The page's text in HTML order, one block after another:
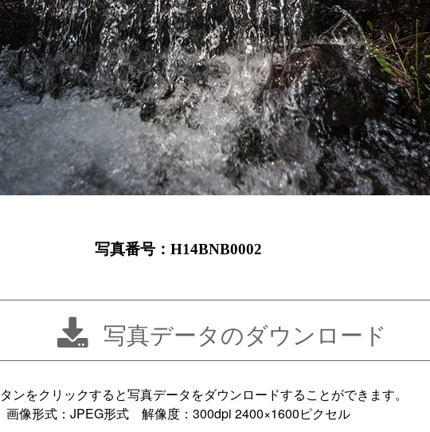
写真番号：H14BNB0002
写真データのダウンロード
ンをクリックすると写真データをダウンロードすることができます。
画像形式：JPEG形式 解像度：300dpi 2400×1600ピクセル